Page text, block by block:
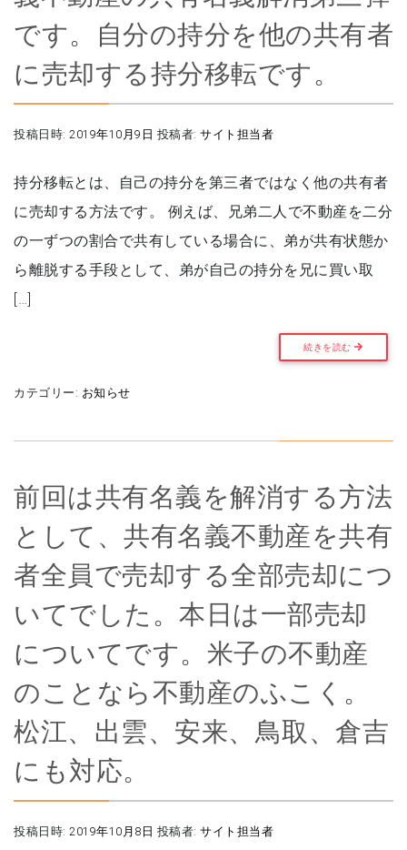
です。自分の持分を他の共有者
に売却する持分移転です。
投稿日時: 2019年10月9日 投稿者: サイト担当者
持分移転とは、自己の持分を第三者ではなく他の共有者
に売却する方法です。 例えば、兄弟二人で不動産を二分
の一ずつの割合で共有している場合に、弟が共有状態か
ら離脱する手段として、弟が自己の持分を兄に買い取
[…]
続きを読む
カテゴリー: お知らせ
前回は共有名義を解消する方法
として、共有名義不動産を共有
者全員で売却する全部売却につ
いてでした。本日は一部売却
についてです。米子の不動産
のことなら不動産のふこく。
松江、出雲、安来、鳥取、倉吉
にも対応。
投稿日時: 2019年10月8日 投稿者: サイト担当者